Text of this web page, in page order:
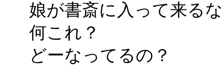
娘が書斎に入って来る
何これ？
どーなってるの？